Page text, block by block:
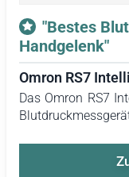
"Bestes
Handgelenk"
Omron RS7
Das Omron RS7
Pumpe, die
getestetes